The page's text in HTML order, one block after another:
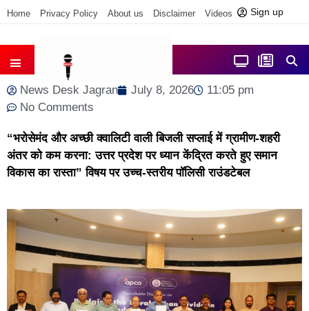
Home Privacy Policy About us Disclaimer Videos Contact us
Sign up
News Desk Jagran July 8, 2026
11:05 pm
No Comments
“भरोसेमंद और अच्छी क्वालिटी वाली बिजली सप्लाई में ग्रामीण-शहरी
अंतर को कम करना: उत्तर प्रदेश पर ध्यान केंद्रित करते हुए समान
विकास का रास्ता” विषय पर उच्च-स्तरीय पॉलिसी राउंडटेबल